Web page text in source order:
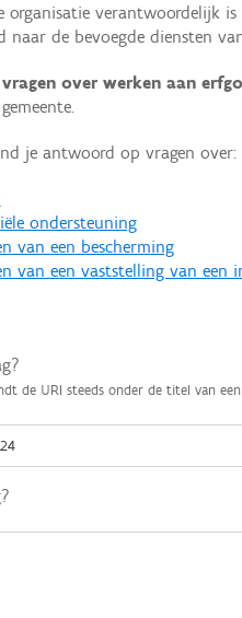
organisatie verantwoordelijk
naar de bevoegde diensten
vragen over werken aan
je antwoord op vragen over:
ondersteuning
van een bescherming
van een vaststelling van een
de URI steeds onder de titel van